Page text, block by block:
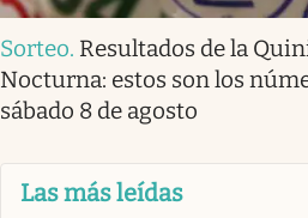
Sorteo. Resultados de la
Nocturna: estos son los
sábado 8 de agosto
Las más leídas